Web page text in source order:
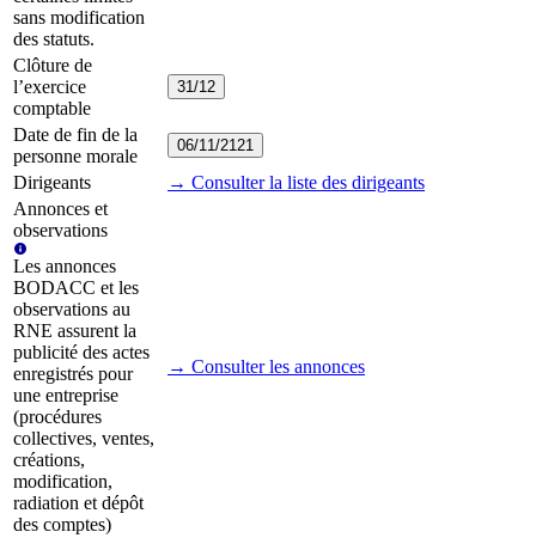
sans modification
des statuts.
Clôture de
l’exercice
comptable
31/12
Date de fin de la
personne morale
06/11/2121
Dirigeants
→ Consulter la liste des dirigeants
Annonces et
observations
Les annonces
BODACC et les
observations au
RNE assurent la
publicité des actes
enregistrés pour
une entreprise
(procédures
collectives, ventes,
créations,
modification,
radiation et dépôt
des comptes)
→ Consulter les annonces